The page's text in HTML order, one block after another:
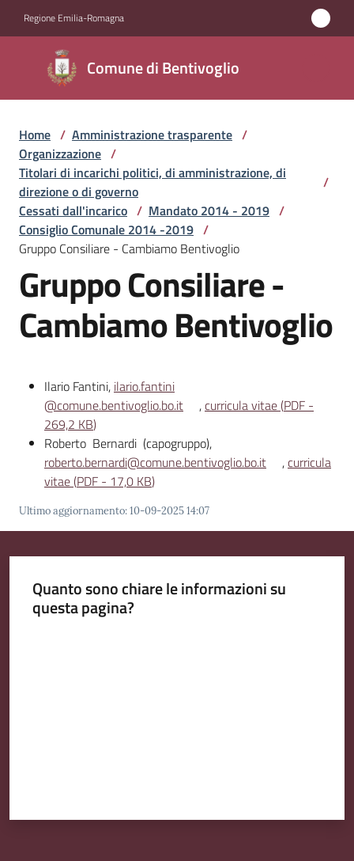
Regione Emilia-Romagna
Comune di Bentivoglio
Comune di
Bentivoglio
Amministrazione
Menu selezionato
Novità
Servizi
Vivere
Bentivoglio
Amministrazione
Trasparente
Menu selezionato
o
P
Tutti
Home / Amministrazione trasparente /
Organizzazione /
Titolari di incarichi politici, di amministrazione, di
direzione o di governo
/
Cessati dall'incarico / Mandato 2014 - 2019 /
Consiglio Comunale 2014 -2019 /
Gruppo Consiliare - Cambiamo Bentivoglio
Gruppo Consiliare -
Cambiamo Bentivoglio
Ilario Fantini, ilario.fantini
@comune.bentivoglio.bo.it
,curricula vitae(PDF -
269,2 KB)
Roberto Bernardi (capogruppo),
roberto.bernardi@comune.bentivoglio.bo.it
,curricula
vitae(PDF - 17,0 KB)
Ultimo aggiornamento:10-09-2025 14:07
Quanto sono chiare le informazioni su
questa pagina?